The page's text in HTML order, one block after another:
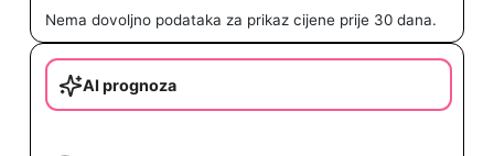
Nema dovoljno podataka za prikaz cijene prije 30 dana.
AI prognoza